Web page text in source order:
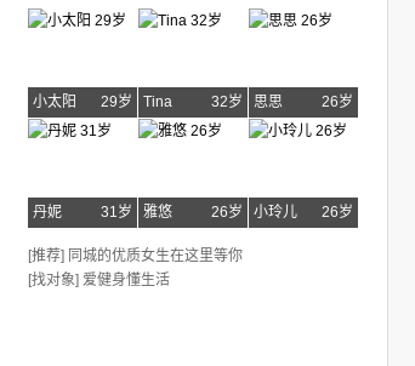
小太阳 29岁 Tina 32岁 思思 26岁
丹妮 31岁 雅悠 26岁 小玲儿 26岁
[推荐] 同城的优质女生在这里等你
[找对象] 爱健身懂生活